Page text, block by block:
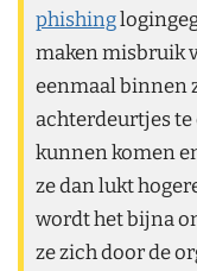
phishing
maken misbruik
eenmaal binnen
achterdeurtjes te
kunnen komen
ze dan lukt
wordt het bijna
ze zich door de